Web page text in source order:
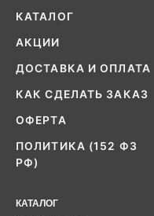
КАТАЛОГ
АКЦИИ
ДОСТАВКА И ОПЛАТА
КАК СДЕЛАТЬ ЗАКАЗ
ОФЕРТА
ПОЛИТИКА (152 ФЗ
РФ)
КАТАЛОГ